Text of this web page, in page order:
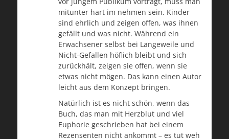
mitunter hart im nehmen sein. Kinder
sind ehrlich und zeigen offen, was ihnen
gefällt und was nicht. Während ein
Erwachsener selbst bei Langeweile und
Nicht-Gefallen höflich bleibt und sich
zurückhält, zeigen sie offen, wenn sie
etwas nicht mögen. Das kann einen Autor
leicht aus dem Konzept bringen.
Natürlich ist es nicht schön, wenn das
Buch, das man mit Herzblut und viel
Euphorie geschrieben hat bei einem
Rezensenten nicht ankommt – es tut weh